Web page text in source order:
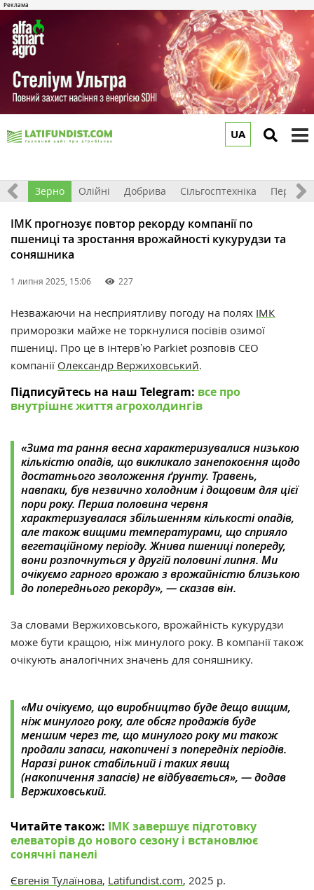
UA
Світ Зерно Олійні Добрива Сільгосптехніка
ІМК прогнозує повтор рекорду компанії по
пшениці та зростання врожайності кукурудзи та
соняшника
1 липня 2025, 15:06 227
Незважаючи на несприятливу погоду на полях ІМК
приморозки майже не торкнулися посівів озимої
пшениці. Про це в інтервʼю Parkiet розповів СЕО
компанії Олександр Вержиховський.
Підписуйтесь на наш Telegram: все про
внутрішнє життя агрохолдингів
«Зима та рання весна характеризувалися низькою
кількістю опадів, що викликало занепокоєння щодо
достатнього зволоження ґрунту. Травень,
навпаки, був незвично холодним і дощовим для цієї
пори року. Перша половина червня
характеризувалася збільшенням кількості опадів,
але також вищими температурами, що сприяло
вегетаційному періоду. Жнива пшениці попереду,
вони розпочнуться у другій половині липня. Ми
очікуємо гарного врожаю з врожайністю близькою
до попереднього рекорду», — сказав він.
За словами Вержиховського, врожайність кукурудзи
може бути кращою, ніж минулого року. В компанії також
очікують аналогічних значень для соняшнику.
«Ми очікуємо, що виробництво буде дещо вищим,
ніж минулого року, але обсяг продажів буде
меншим через те, що минулого року ми також
продали запаси, накопичені з попередніх періодів.
Наразі ринок стабільний і таких явищ
(накопичення запасів) не відбувається», — додав
Вержиховський.
Читайте також: ІМК завершує підготовку
елеваторів до нового сезону і встановлює
сонячні панелі
Євгенія Тулаїнова, Latifundist.com, 2025 р.